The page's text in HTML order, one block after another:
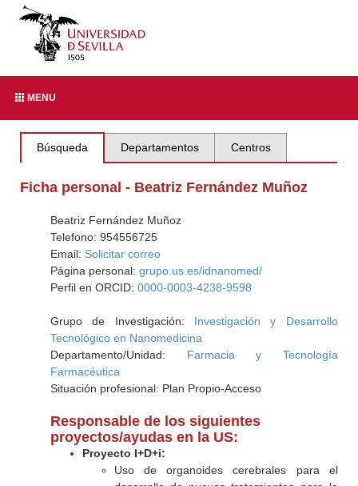
MENU
Búsqueda Departamentos Centros
Ficha personal - Beatriz Fernández Muñoz
Beatriz Fernández Muñoz
Telefono: 954556725
Email: Solicitar correo
Página personal: grupo.us.es/idnanomed/
Perfil en ORCID: 0000-0003-4238-9598
Grupo de Investigación: Investigación y Desarrollo
Tecnológico en Nanomedicina
Departamento/Unidad: Farmacia y Tecnología
Farmacéutica
Situación profesional: Plan Propio-Acceso
Responsable de los siguientes
proyectos/ayudas en la US:
Proyecto I+D+i:
Uso de organoides cerebrales para el